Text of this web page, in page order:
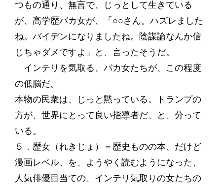
つもの通り、無言で、じっとして生きている
が、高学歴バカ女が、「○○さん。ハズレました
ね。バイデンになりましたね。陰謀論なんか信
じちゃダメですよ」と、言ったそうだ。
インテリを気取る、バカ女たちが、この程度
の低脳だ。
本物の民衆は、じっと黙っている。トランプの
方が、世界にとって良い指導者だ、と、分って
いる。
５．歴女（れきじょ）＝歴史ものの本、だけど
漫画レベル、を、ようやく読むようになった、
人気俳優目当ての、インテリ気取りの女たちの